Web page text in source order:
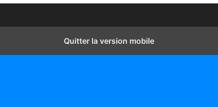
Quitter la version mobile